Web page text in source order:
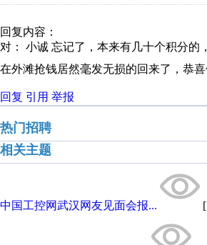
回复内容：
对： 小诚 忘记了，本来有几十个积分的
在外滩抢钱居然毫发无损的回来了，恭
回复 引用 举报
热门招聘
相关主题
中国工控网武汉网友见面会报...